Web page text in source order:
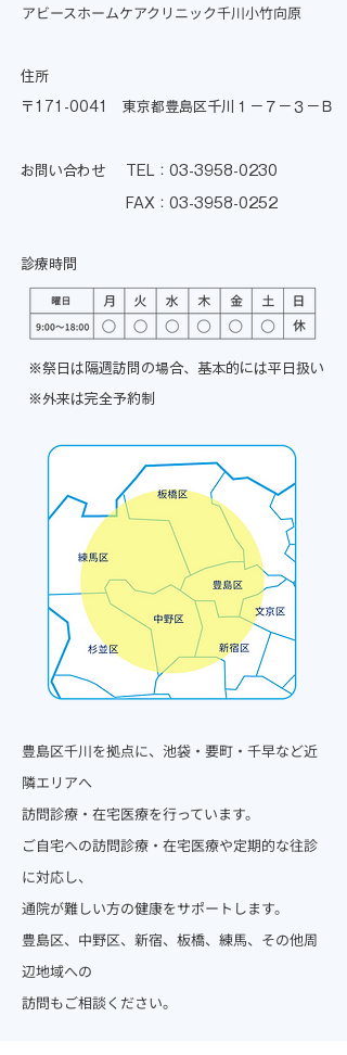
アビースホームケアクリニック千川小竹向原
住所
〒171-0041 東京都豊島区千川１－７－３－Ｂ
お問い合わせ TEL：03-3958-0230
FAX：03-3958-0252
診療時間
※祭日は隔週訪問の場合、基本的には平日扱い
​※外来は完全予約制
豊島区千川を拠点に、池袋・要町・千早など近
隣エリアへ
訪問診療・在宅医療を行っています。
ご自宅への訪問診療・在宅医療や定期的な往診
に対応し、
通院が難しい方の健康をサポートします。
豊島区、中野区、新宿、板橋、練馬、その他周
辺地域への
訪問もご相談ください。